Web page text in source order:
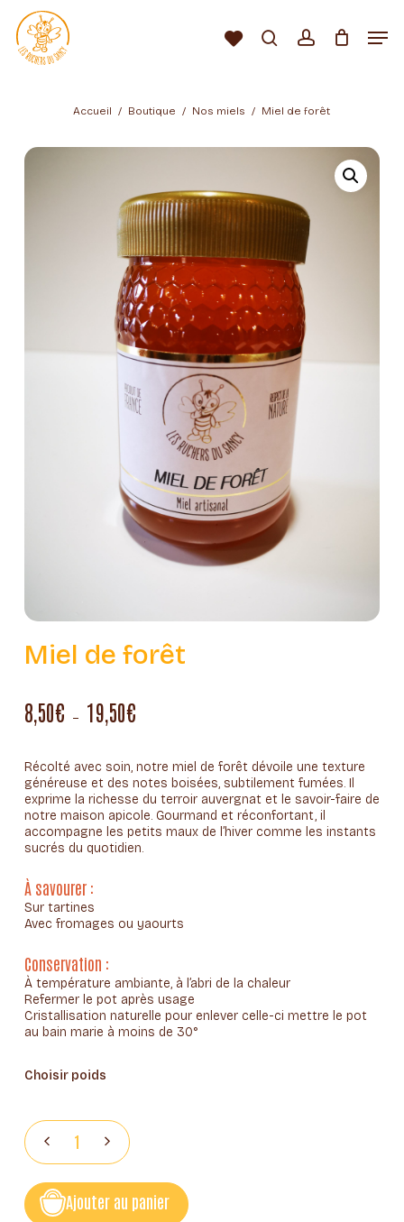
contenu
principal
Recherche
Liste
Rechercher…
compte
Accueil Boutique Nos miels Miel de forêt
Miel de forêt
8,50€ – 19,50€Plage
prix :
8,50€
à
19,50€
Récolté avec soin, notre miel de forêt dévoile une texture
généreuse et des notes boisées, subtilement fumées. Il
exprime la richesse du terroir auvergnat et le savoir-faire de
notre maison apicole. Gourmand et réconfortant, il
accompagne les petits maux de l’hiver comme les instants
sucrés du quotidien.
À savourer :
Sur tartines
Avec fromages ou yaourts
Conservation :
À température ambiante, à l’abri de la chaleur
Refermer le pot après usage
Cristallisation naturelle pour enlever celle-ci mettre le pot
au bain marie à moins de 30°
Choisir poids
Ajouter au panier